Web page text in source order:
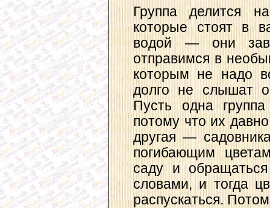
Группа делится
которые стоят в
водой — они
отправимся в
которым не надо
долго не слышат
Пусть одна
потому что их
другая —
погибающим
саду и
словами, и тогда
распускаться.